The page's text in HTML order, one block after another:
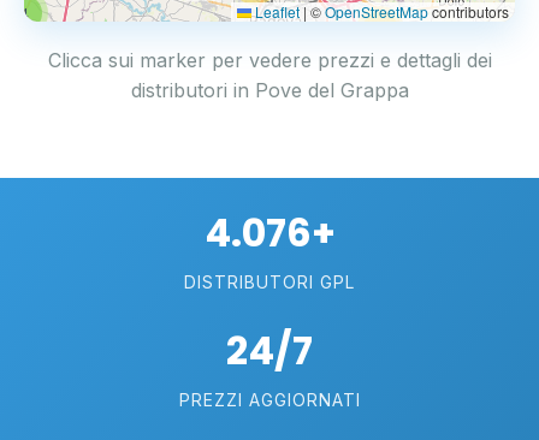
4 Leaflet | ©OpenStreetMapcontributors
Clicca sui marker per vedere prezzi e dettagli dei
distributori in Pove del Grappa
4.076+
DISTRIBUTORI GPL
24/7
PREZZI AGGIORNATI